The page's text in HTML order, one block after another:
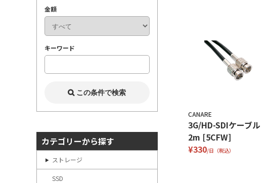
CANARE
3G/HD-SDIケーブル
2m [5CFW]
¥330/日（税込）
金額
キーワード
カテゴリーから探す
ストレージ
SSD